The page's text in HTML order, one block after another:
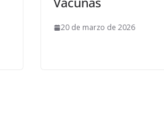
20 de marzo de 2026